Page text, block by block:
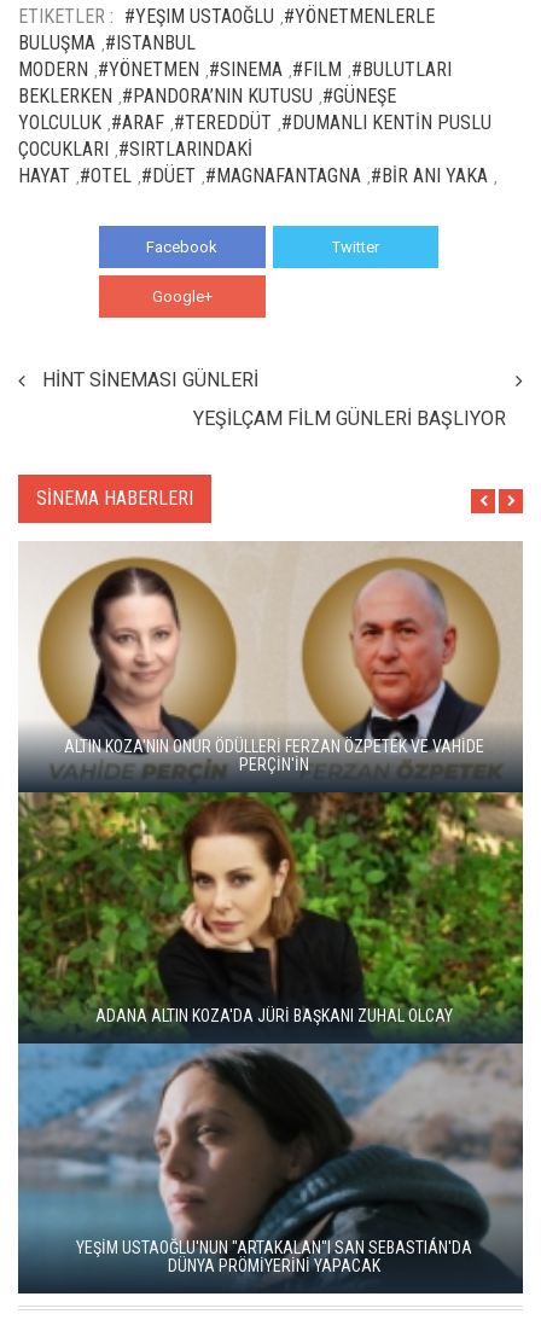
ETIKETLER : #YEŞIM USTAOĞLU #YÖNETMENLERLE
BULUŞMA #ISTANBUL
MODERN #YÖNETMEN #SINEMA #FILM #BULUTLARI
BEKLERKEN #PANDORA’NIN KUTUSU #GÜNEŞE
YOLCULUK #ARAF #TEREDDÜT #DUMANLI KENTİN PUSLU
ÇOCUKLARI #SIRTLARINDAKİ
HAYAT #OTEL #DÜET #MAGNAFANTAGNA #BİR ANI YAKA
Facebook Twitter
Google+
HİNT SİNEMASI GÜNLERİ
YEŞİLÇAM FİLM GÜNLERİ BAŞLIYOR
SİNEMA HABERLERI
ALTIN KOZA'NIN ONUR ÖDÜLLERİ FERZAN ÖZPETEK VE VAHİDE
PERÇİN'İN
ADANA ALTIN KOZA'DA JÜRİ BAŞKANI ZUHAL OLCAY
YEŞİM USTAOĞLU'NUN "ARTAKALAN"I SAN SEBASTIÁN'DA
DÜNYA PRÖMİYERİNİ YAPACAK